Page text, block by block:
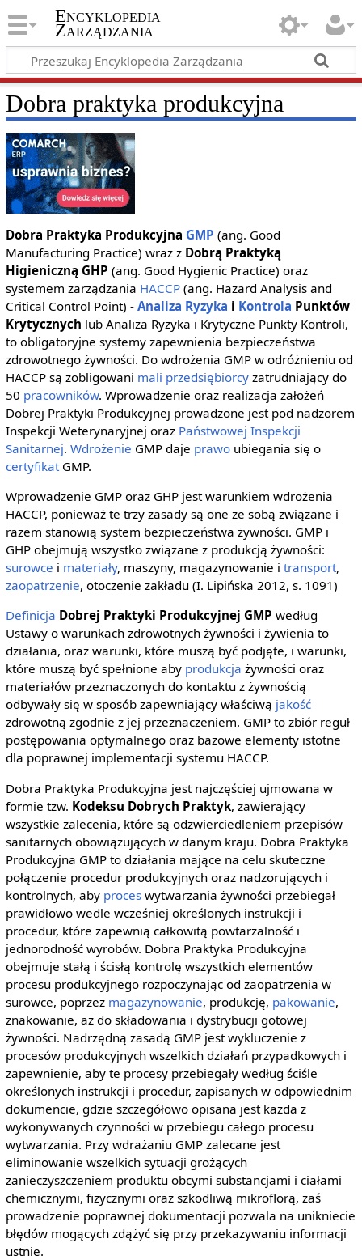
Encyklopedia
Zarządzania
Dobra praktyka produkcyjna
Dobra Praktyka Produkcyjna GMP (ang. Good
Manufacturing Practice) wraz z Dobrą Praktyką
Higieniczną GHP (ang. Good Hygienic Practice) oraz
systemem zarządzania HACCP(ang. Hazard Analysis and
Critical Control Point) - Analiza Ryzyka i Kontrola Punktów
Krytycznych lub Analiza Ryzyka i Krytyczne Punkty Kontroli,
to obligatoryjne systemy zapewnienia bezpieczeństwa
zdrowotnego żywności. Do wdrożenia GMP w odróżnieniu od
HACCP są zobligowani mali przedsiębiorcyzatrudniający do
50 pracowników. Wprowadzenie oraz realizacja założeń
Dobrej Praktyki Produkcyjnej prowadzone jest pod nadzorem
Inspekcji Weterynaryjnej oraz Państwowej Inspekcji
Sanitarnej. Wdrożenie GMP daje prawoubiegania się o
certyfikatGMP.
Wprowadzenie GMP oraz GHP jest warunkiem wdrożenia
HACCP, ponieważ te trzy zasady są one ze sobą związane i
razem stanowią system bezpieczeństwa żywności. GMP i
GHP obejmują wszystko związane z produkcją żywności:
surowce i materiały, maszyny, magazynowanie i transport,
zaopatrzenie, otoczenie zakładu (I. Lipińska 2012, s. 1091)
Definicja Dobrej Praktyki Produkcyjnej GMP według
Ustawy o warunkach zdrowotnych żywności i żywienia to
działania, oraz warunki, które muszą być podjęte, i warunki,
które muszą być spełnione aby produkcja żywności oraz
materiałów przeznaczonych do kontaktu z żywnością
odbywały się w sposób zapewniający właściwą jakość
zdrowotną zgodnie z jej przeznaczeniem. GMP to zbiór reguł
postępowania optymalnego oraz bazowe elementy istotne
dla poprawnej implementacji systemu HACCP.
Dobra Praktyka Produkcyjna jest najczęściej ujmowana w
formie tzw. Kodeksu Dobrych Praktyk, zawierający
wszystkie zalecenia, które są odzwierciedleniem przepisów
sanitarnych obowiązujących w danym kraju. Dobra Praktyka
Produkcyjna GMP to działania mające na celu skuteczne
połączenie procedur produkcyjnych oraz nadzorujących i
kontrolnych, aby proceswytwarzania żywności przebiegał
prawidłowo wedle wcześniej określonych instrukcji i
procedur, które zapewnią całkowitą powtarzalność i
jednorodność wyrobów. Dobra Praktyka Produkcyjna
obejmuje stałą i ścisłą kontrolę wszystkich elementów
procesu produkcyjnego rozpoczynając od zaopatrzenia w
surowce, poprzez magazynowanie, produkcję, pakowanie,
znakowanie, aż do składowania i dystrybucji gotowej
żywności. Nadrzędną zasadą GMP jest wykluczenie z
procesów produkcyjnych wszelkich działań przypadkowych i
zapewnienie, aby te procesy przebiegały według ściśle
określonych instrukcji i procedur, zapisanych w odpowiednim
dokumencie, gdzie szczegółowo opisana jest każda z
wykonywanych czynności w przebiegu całego procesu
wytwarzania. Przy wdrażaniu GMP zalecane jest
eliminowanie wszelkich sytuacji grożących
zanieczyszczeniem produktu obcymi substancjami i ciałami
chemicznymi, fizycznymi oraz szkodliwą mikroflorą, zaś
prowadzenie poprawnej dokumentacji pozwala na unikniecie
błędów mogących zdążyć się przy przekazywaniu informacji
ustnie.